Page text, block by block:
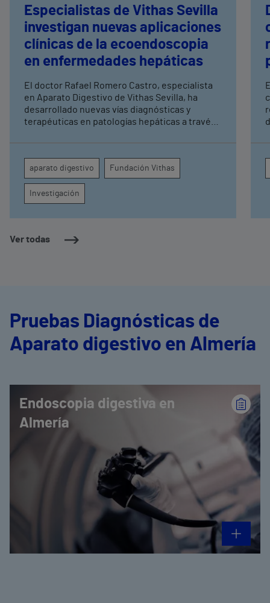
Ver todas
Especialistas de Vithas Sevilla
investigan nuevas aplicaciones
clínicas de la ecoendoscopia
en enfermedades hepáticas
El doctor Rafael Romero Castro, especialista
en Aparato Digestivo de Vithas Sevilla, ha
desarrollado nuevas vías diagnósticas y
terapéuticas en patologías hepáticas a través
refuerza el papel de la endohepatología, que
reúne diversos procedimientos endoscópicos
avanzados aplicados a los pacientes con
enfermedades hepáticas
aparato digestivo Fundación Vithas
Investigación
Pruebas Diagnósticas de
Aparato digestivo en Almería
Endoscopia digestiva en
Almería